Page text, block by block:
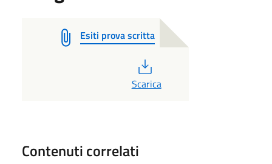
Esiti prova scritta
Scarica
Contenuti correlati